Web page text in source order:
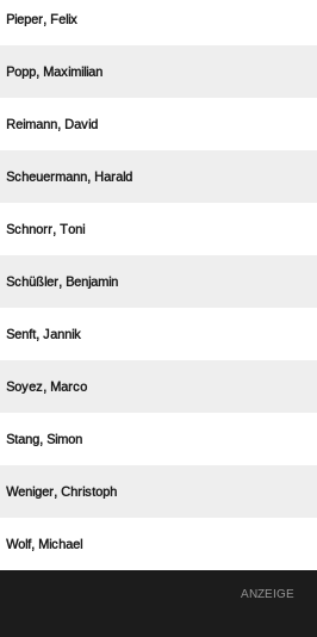
 
 
 
 
 
 
 
 
 
 
 
ANZEIGE